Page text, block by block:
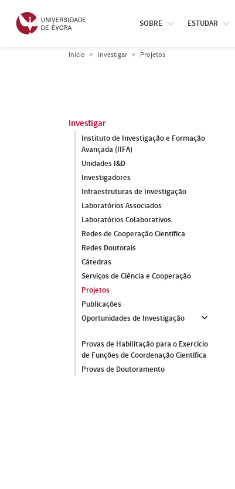
SOBRE ESTUDAR
Início Investigar Projetos
Investigar
Instituto de Investigação e Formação
Avançada (IIFA)
Unidades I&D
Investigadores
Infraestruturas de Investigação
Laboratórios Associados
Laboratórios Colaborativos
Redes de Cooperação Científica
Redes Doutorais
Cátedras
Serviços de Ciência e Cooperação
Projetos
Publicações
Oportunidades de Investigação
Provas de Habilitação para o Exercício
de Funções de Coordenação Científica
Provas de Doutoramento